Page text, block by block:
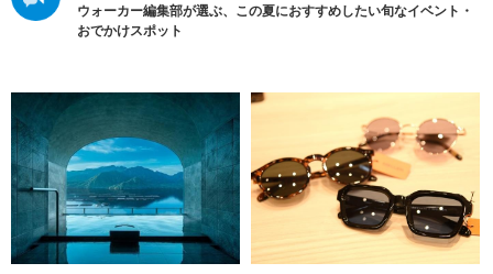
ウォーカー編集部が選ぶ、この夏におすすめしたい旬なイベント・
おでかけスポット